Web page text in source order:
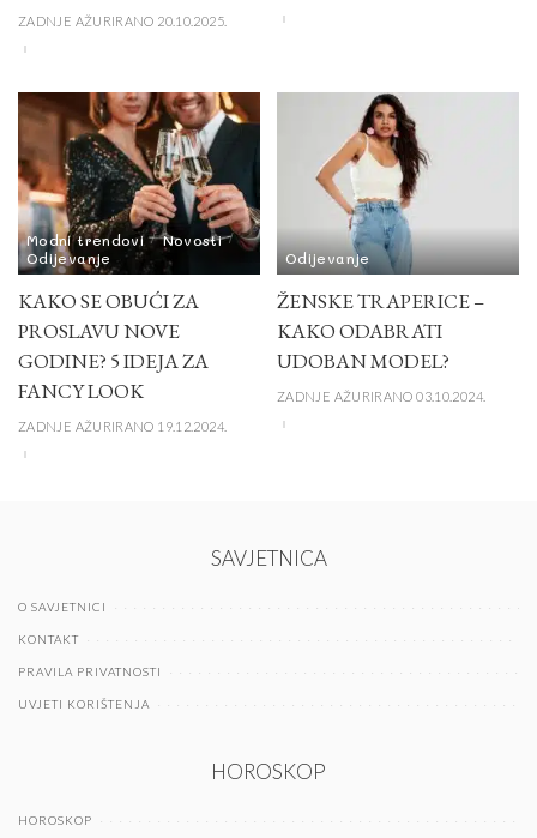
ZADNJE AŽURIRANO 20.10.2025.
Modni trendovi
Novosti
Odijevanje
KAKO SE OBUĆI ZA
PROSLAVU NOVE
GODINE? 5 IDEJA ZA
FANCY LOOK
ZADNJE AŽURIRANO 19.12.2024.
Odijevanje
ŽENSKE TRAPERICE –
KAKO ODABRATI
UDOBAN MODEL?
ZADNJE AŽURIRANO 03.10.2024.
SAVJETNICA
O SAVJETNICI
KONTAKT
PRAVILA PRIVATNOSTI
UVJETI KORIŠTENJA
HOROSKOP
HOROSKOP